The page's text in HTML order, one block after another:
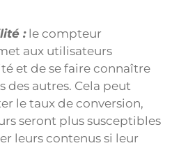
:le compteur
aux utilisateurs
et de se faire connaître
des autres. Cela peut
le taux de conversion,
seront plus susceptibles
leurs contenus si leur